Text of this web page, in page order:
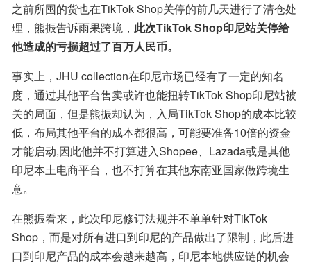
之前所囤的货也在TikTok Shop关停的前几天进行了清仓处
理，熊振告诉雨果跨境， 此次TikTok Shop印尼站关停给
他造成的亏损超过了百万人民币。
事实上，JHU collection在印尼市场已经有了一定的知名
度，通过其他平台售卖或许也能扭转TikTok Shop印尼站被
关的局面，但是熊振却认为，入局TikTok Shop的成本比较
低，布局其他平台的成本都很高，可能要准备10倍的资金
才能启动,因此他并不打算进入Shopee、Lazada或是其他
印尼本土电商平台，也不打算在其他东南亚国家做跨境生
意。
在熊振看来，此次印尼修订法规并不单单针对TikTok
Shop，而是对所有进口到印尼的产品做出了限制，此后进
口到印尼产品的成本会越来越高，印尼本地供应链的机会